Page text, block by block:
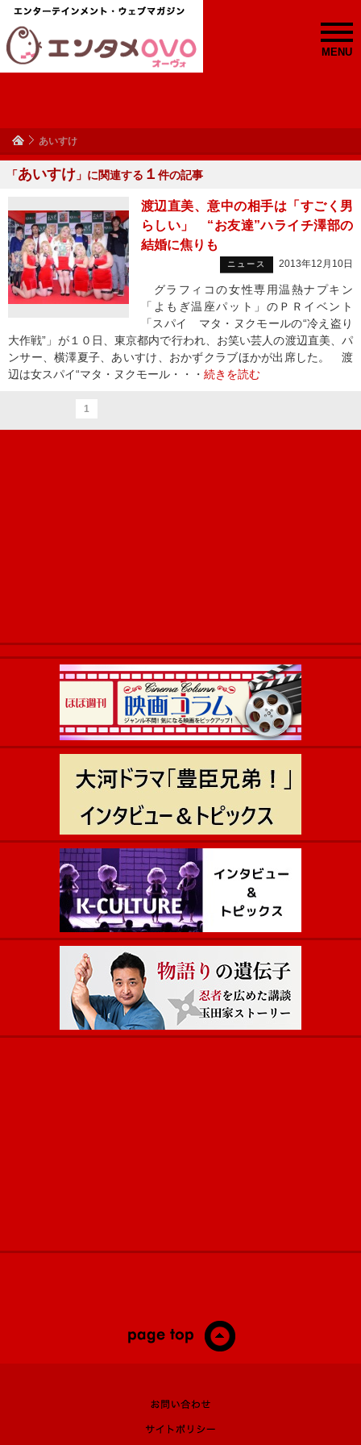
MENU
あいすけ
「あいすけ 」に関連する １ 件の記事
渡辺直美、意中の相手は「すごく男
らしい」 “お友達”ハライチ澤部の
結婚に焦りも
ニュース 2013年12月10日
グラフィコの女性専用温熱ナプキン
「よもぎ温座パット」のＰＲイベント
「スパイ マタ・ヌクモールの“冷え盗り
大作戦”」が１０日、東京都内で行われ、お笑い芸人の渡辺直美、パ
ンサー、横澤夏子、あいすけ、おかずクラブほかが出席した。 渡
辺は女スパイ“マタ・ヌクモール・・・ 続きを読む
1